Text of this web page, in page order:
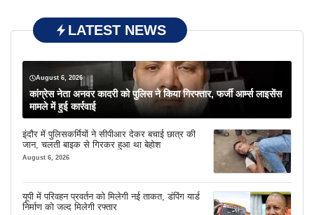
LATEST NEWS
August 6, 2026
कांग्रेस नेता अनवर कादरी को पुलिस ने किया गिरफ्तार, फर्जी आर्म्स लाइसेंस
मामले में हुई कार्रवाई
इंदौर में पुलिसकर्मियों ने सीपीआर देकर बचाई छात्र की
जान, चलती बाइक से गिरकर हुआ था बेहोश
August 6, 2026
यूपी में परिवहन प्रवर्तन को मिलेगी नई ताकत, डंपिंग यार्ड
निर्माण को जल्द मिलेगी रफ्तार